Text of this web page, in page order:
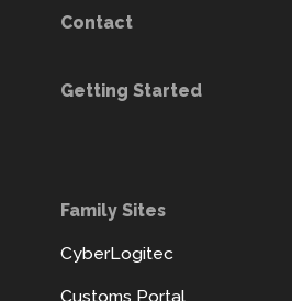
Contact
Getting Started
Family Sites
CyberLogitec
Customs Portal